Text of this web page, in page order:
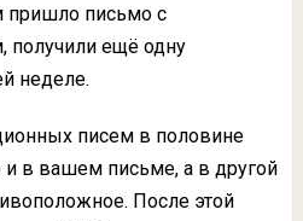
пришло письмо с
получили ещё одну
неделе.
писем в половине
и в вашем письме, а в другой
После этой